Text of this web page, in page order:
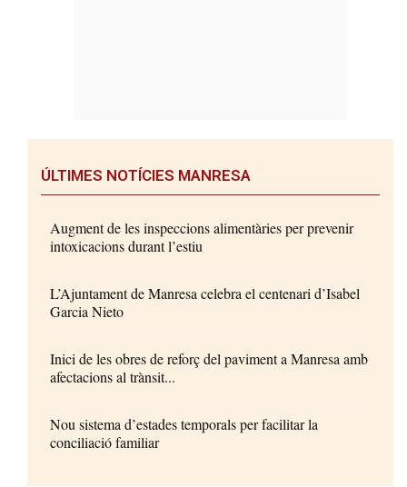
ÚLTIMES NOTÍCIES MANRESA
Augment de les inspeccions alimentàries per prevenir
intoxicacions durant l’estiu
L’Ajuntament de Manresa celebra el centenari d’Isabel
Garcia Nieto
Inici de les obres de reforç del paviment a Manresa amb
afectacions al trànsit...
Nou sistema d’estades temporals per facilitar la
conciliació familiar